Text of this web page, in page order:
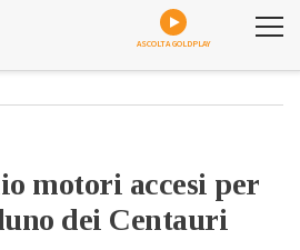
ASCOLTA GOLDPLAY
motori accesi per
dei Centauri